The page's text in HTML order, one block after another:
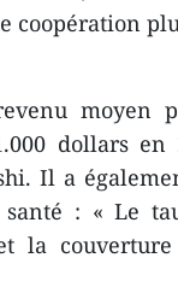
coopération
moyen
dollars
Il a
santé : « Le
la couverture